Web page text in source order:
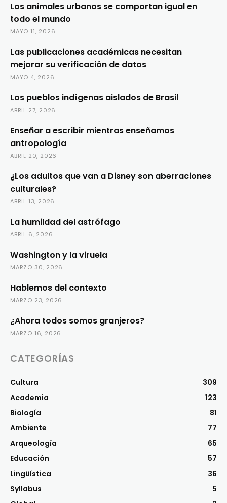
Los animales urbanos se comportan igual en
todo el mundo
MAYO 11, 2026
Las publicaciones académicas necesitan
mejorar su verificación de datos
MAYO 4, 2026
Los pueblos indígenas aislados de Brasil
ABRIL 27, 2026
Enseñar a escribir mientras enseñamos
antropología
ABRIL 20, 2026
¿Los adultos que van a Disney son aberraciones
culturales?
ABRIL 13, 2026
La humildad del astrófago
ABRIL 6, 2026
Washington y la viruela
MARZO 30, 2026
Hablemos del contexto
MARZO 23, 2026
¿Ahora todos somos granjeros?
MARZO 16, 2026
CATEGORÍAS
Cultura
309
Academia
123
Biología
81
Ambiente
77
Arqueología
65
Educación
57
Lingüística
36
Syllabus
5